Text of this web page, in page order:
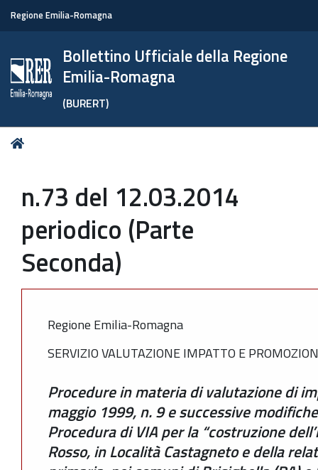
Regione Emilia-Romagna
Bollettino Ufficiale della Regione
Emilia-Romagna
(BURERT)
Tu
n.73 del 12.03.2014
periodico (Parte
Seconda)
Regione Emilia-Romagna
SERVIZIO VALUTAZIONE IMPATTO E
Procedure in materia di valutazione di
maggio 1999, n. 9 e successive
Procedura di VIA per la “costruzione
Rosso, in Località Castagneto e della